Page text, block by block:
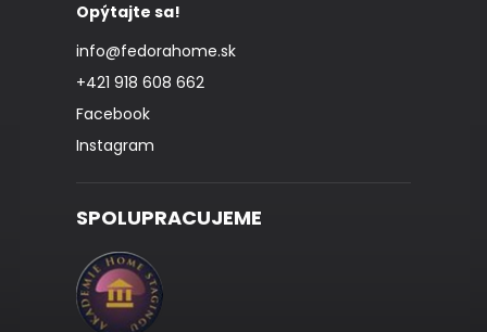
Opýtajte sa!
info@fedorahome.sk
+421 918 608 662
Facebook
Instagram
SPOLUPRACUJEME